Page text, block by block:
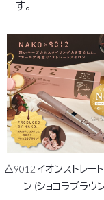
す。
△9012 イオンストレート
ン (ショコラブラウ